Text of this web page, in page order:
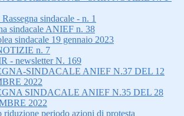
sindacale - n. 1
sindacale ANIEF n. 38
sindacale 19 gennaio 2023
n. 7
- newsletter N. 169
SINDACALE ANIEF N.37 DEL 12
2022
SINDACALE ANIEF N.35 DEL 28
2022
riduzione periodo azioni di protesta